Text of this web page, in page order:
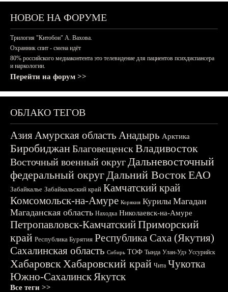
НОВОЕ НА ФОРУМЕ
Трилогия "Китобои" А. Вахова.
Охранник спит - смена идёт
80% российского медиаконтента это телевидение для пациентов психдиспансера
и наркологии.
Перейти на форум >>
ОБЛАКО ТЕГОВ
АзияАмурская область Анадырь Арктика
БиробиджанБлаговещенскВладивосток
Восточный военный округДальневосточный
федеральный округДальний ВостокЕАО
Забайкалье Забайкальский край Камчатский край
Комсомольск-на-Амуре Корякия Курилы Магадан
Магаданская область Находка Николаевск-на-Амуре
Петропавловск-КамчатскийПриморский
край Республика Бурятия Республика Саха (Якутия)
Сахалинская область Сибирь ТОФ Тында Улан-Удэ Уссурийск
ХабаровскХабаровский край Чита Чукотка
Южно-СахалинскЯкутск
Все теги >>